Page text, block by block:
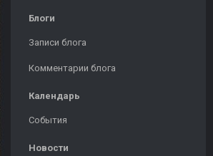
Блоги
Записи блога
Комментарии блога
Календарь
События
Новости